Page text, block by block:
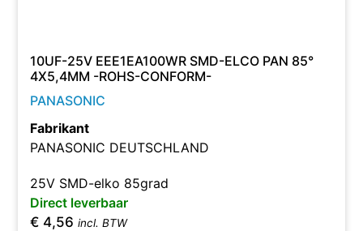
10UF-25V EEE1EA100WR SMD-ELCO PAN 85°
4X5,4MM -ROHS-CONFORM-
PANASONIC
Fabrikant
PANASONIC DEUTSCHLAND
25V SMD-elko 85grad
Direct leverbaar
€ 4,56 incl. BTW